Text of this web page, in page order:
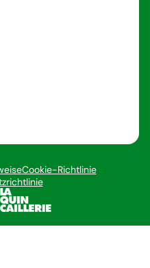
Cookie-Richtlinie